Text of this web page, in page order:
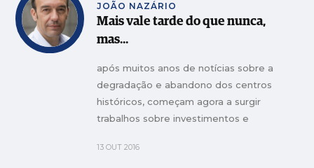
JOÃO NAZÁRIO
Mais vale tarde do que nunca,
mas...
após muitos anos de notícias sobre a
degradação e abandono dos centros
históricos, começam agora a surgir
trabalhos sobre investimentos e
exemplo a que publicamos nesta edição
13 OUT 2016